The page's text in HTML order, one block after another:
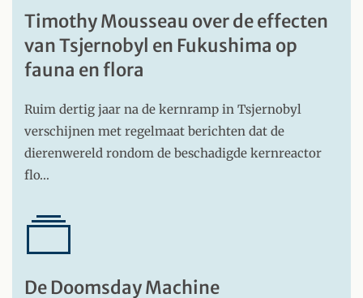
Timothy Mousseau over de effecten
van Tsjernobyl en Fukushima op
fauna en flora
Ruim dertig jaar na de kernramp in Tsjernobyl
verschijnen met regelmaat berichten dat de
dierenwereld rondom de beschadigde kernreactor
flo…
De Doomsday Machine